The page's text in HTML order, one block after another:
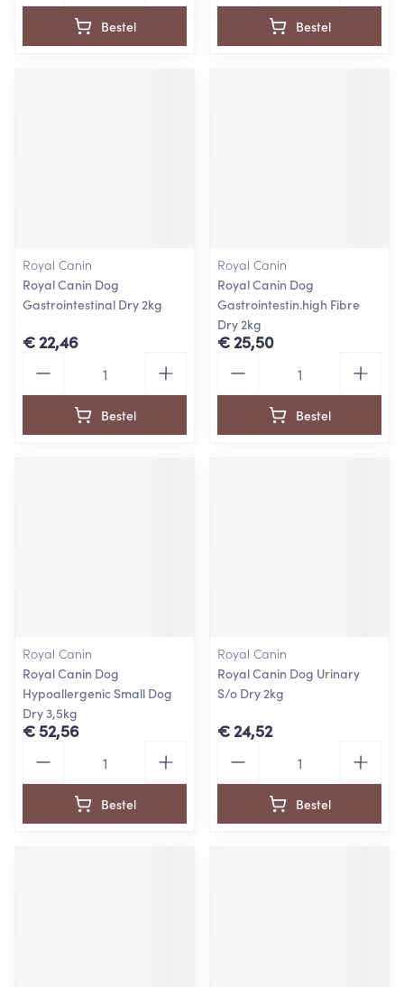
Bestel Bestel
Royal Canin
Royal Canin Dog
Gastrointestinal Dry 2kg
€ 22,46
Bestel
Royal Canin
Royal Canin Dog
Gastrointestin.high Fibre
Dry 2kg
€ 25,50
Bestel
Royal Canin
Royal Canin Dog
Hypoallergenic Small Dog
Dry 3,5kg
€ 52,56
Bestel
Royal Canin
Royal Canin Dog Urinary
S/o Dry 2kg
€ 24,52
Bestel